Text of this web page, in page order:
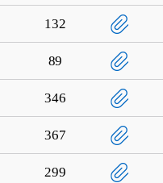
132
89
346
367
299